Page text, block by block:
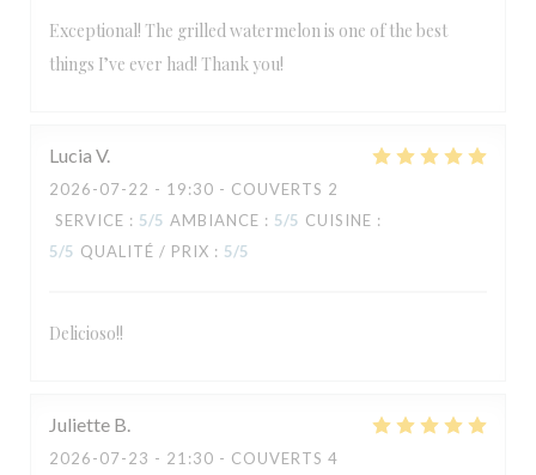
Exceptional! The grilled watermelon is one of the best
things I’ve ever had! Thank you!
Lucia V
2026-07-22 - 19:30 - COUVERTS 2
SERVICE : 5/5 AMBIANCE : 5/5 CUISINE :
5/5 QUALITÉ / PRIX : 5/5
Delicioso!!
Juliette B
2026-07-23 - 21:30 - COUVERTS 4